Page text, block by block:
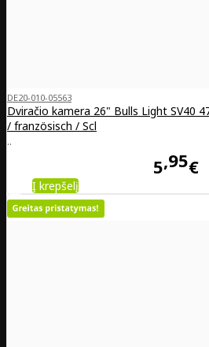
DE20-010-05563
Dviračio kamera 26" Bulls Light SV40
/ französisch / Scl
..
5 95€
Į krepšelį